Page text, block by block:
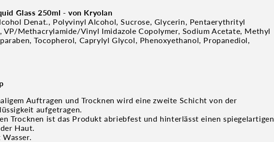
Glass 250ml - von Kryolan
Denat., Polyvinyl Alcohol, Sucrose, Glycerin, Pentaerythrityl
VP/Methacrylamide/Vinyl Imidazole Copolymer, Sodium Acetate, Methyl
Tocopherol, Caprylyl Glycol, Phenoxyethanol, Propanediol,
Auftragen und Trocknen wird eine zweite Schicht von der
aufgetragen.
Trocknen ist das Produkt abriebfest und hinterlässt einen spiegelartigen
Haut.